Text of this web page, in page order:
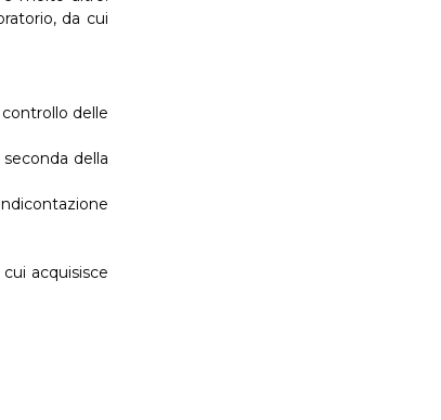
da cui
delle
della
acquisisce